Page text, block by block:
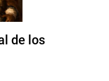
de los